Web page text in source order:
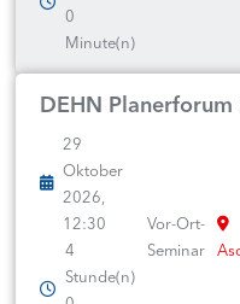
0
Minute(n)
DEHN Planerforum
29
Oktober
2026,
12:30
4
Stunde(n)
Vor-Ort-
Seminar